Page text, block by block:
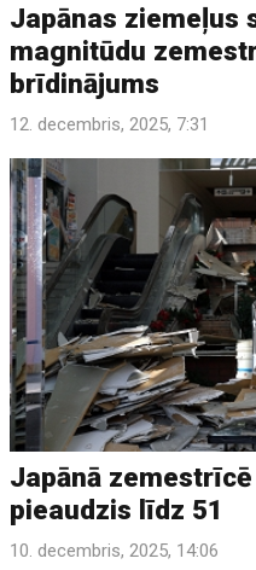
Japānas ziemeļus
magnitūdu
brīdinājums
12. decembris, 2025, 7:31
Japānā
pieaudzis līdz 51
10. decembris, 2025, 14:06